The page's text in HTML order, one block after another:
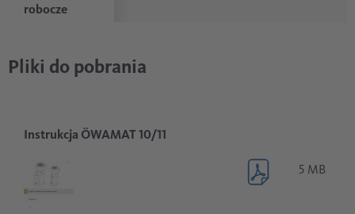
robocze
Pliki do pobrania
Instrukcja ÖWAMAT 10/11
5 MB